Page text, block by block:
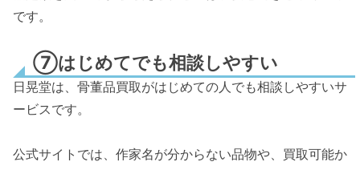
です。
⑦はじめてでも相談しやすい
日晃堂は、骨董品買取がはじめての人でも相談しやすいサ
ービスです。
公式サイトでは、作家名が分からない品物や、買取可能か